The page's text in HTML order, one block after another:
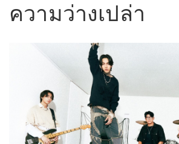
ความว่างเปล่า